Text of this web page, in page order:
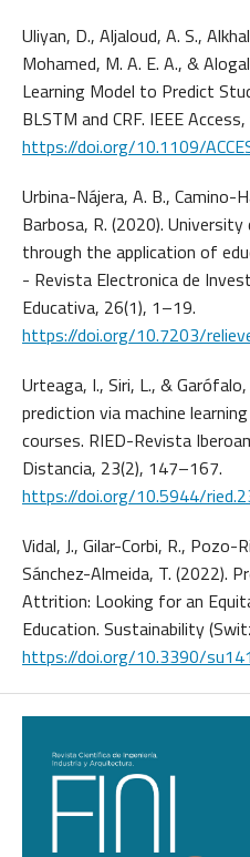
Uliyan, D., Aljaloud, A. S.,
Mohamed, M. A. E. A., &
Learning Model to Predict
BLSTM and CRF. IEEE
https://doi.org/10.1109/
Urbina-Nájera, A. B., Camino-
Barbosa, R. (2020).
through the application of
- Revista Electronica de
Educativa, 26(1), 1–19.
https://doi.org/10.7203/
Urteaga, I., Siri, L., &
prediction via machine
courses. RIED-Revista
Distancia, 23(2), 147–167.
https://doi.org/10.5944/
Vidal, J., Gilar-Corbi, R., Pozo-
Sánchez-Almeida, T. (2022).
Attrition: Looking for an
Education. Sustainability
https://doi.org/10.3390/